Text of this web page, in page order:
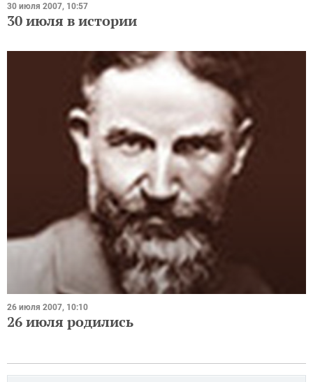
30 июля 2007, 10:57
30 июля в истории
26 июля 2007, 10:10
26 июля родились